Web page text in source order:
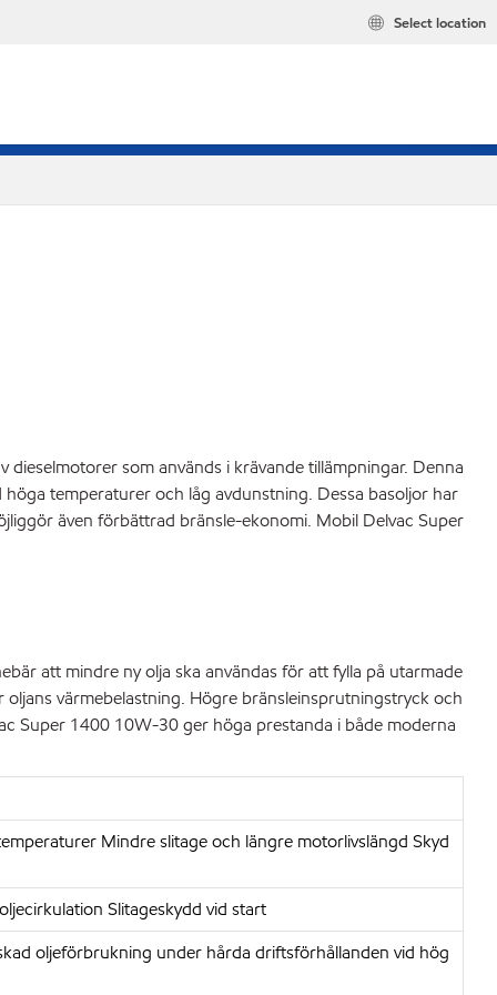
Select location
som används i krävande tillämpningar. Denna
temperaturer och låg avdunstning. Dessa basoljor har
även förbättrad bränsle-ekonomi. Mobil Delvac Super
att mindre ny olja ska användas för att fylla på utarmade
värmebelastning. Högre bränsleinsprutningstryck och
Super 1400 10W-30 ger höga prestanda i både moderna
Mindre slitage och längre motorlivslängd Skyd
Slitageskydd vid start
oljeförbrukning under hårda driftsförhållanden vid hög